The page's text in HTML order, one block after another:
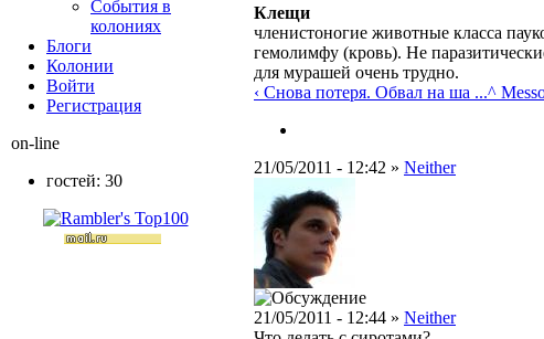
Клещи
членистоногие животные класса
гемолимфу (кровь). Не
для мурашей очень трудно.
‹ Снова потеря. Обвал на ша ...^
21/05/2011 - 12:42 » Neither
21/05/2011 - 12:44 » Neither
События в
колониях
Блоги
Колонии
Войти
Peгиcтpaция
on-line
гостей: 30